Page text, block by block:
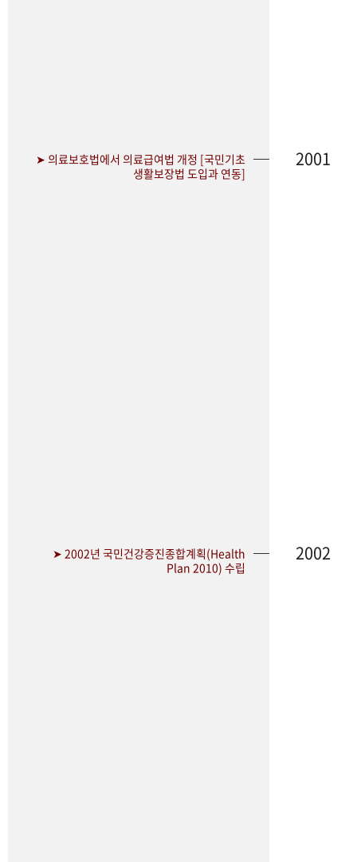
➤ 의료보호법에서 의료급여법 개정 [국민기초
생활보장법 도입과 연동]
2001
➤ 2002년 국민건강증진종합계획(Health
Plan 2010) 수립
2002